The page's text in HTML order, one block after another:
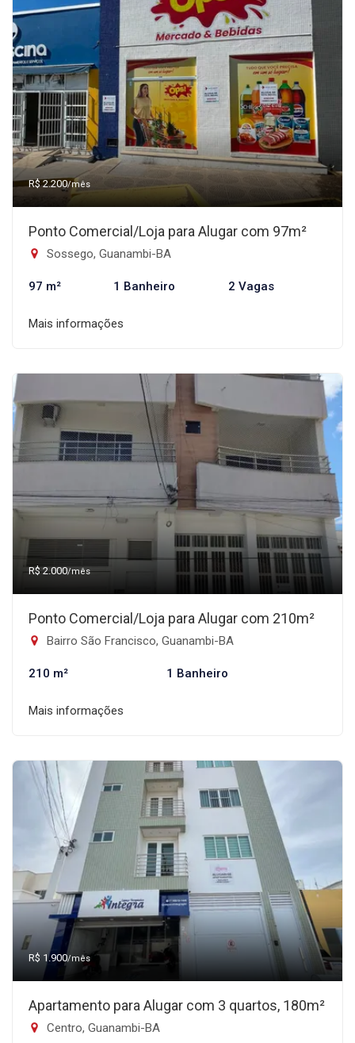
R$ 2.200/mês
Ponto Comercial/Loja para Alugar com 97m²
Sossego, Guanambi-BA
97 m² 1 Banheiro 2 Vagas
Mais informações
R$ 2.000/mês
Ponto Comercial/Loja para Alugar com 210m²
Bairro São Francisco, Guanambi-BA
210 m² 1 Banheiro
Mais informações
R$ 1.900/mês
Apartamento para Alugar com 3 quartos, 180m²
Centro, Guanambi-BA